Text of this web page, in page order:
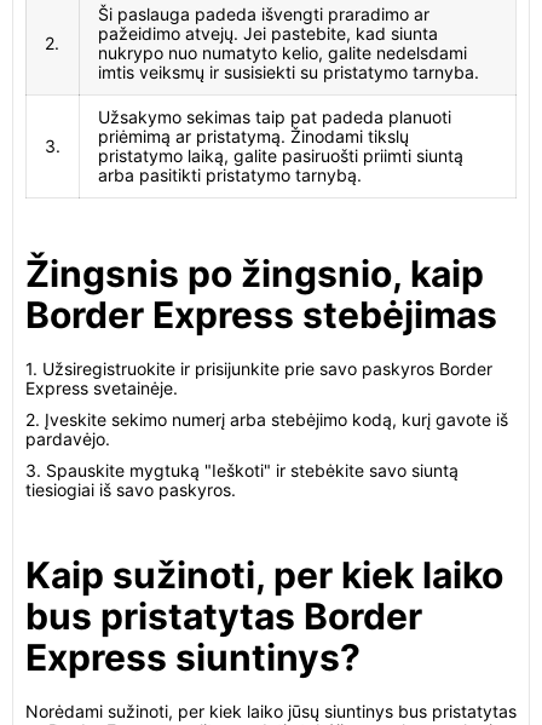
2.
Ši paslauga padeda išvengti praradimo ar
pažeidimo atvejų. Jei pastebite, kad siunta
nukrypo nuo numatyto kelio, galite nedelsdami
imtis veiksmų ir susisiekti su pristatymo tarnyba.
3.
Užsakymo sekimas taip pat padeda planuoti
priėmimą ar pristatymą. Žinodami tikslų
pristatymo laiką, galite pasiruošti priimti siuntą
arba pasitikti pristatymo tarnybą.
Žingsnis po žingsnio, kaip
Border Express stebėjimas
1. Užsiregistruokite ir prisijunkite prie savo paskyros Border
Express svetainėje.
2. Įveskite sekimo numerį arba stebėjimo kodą, kurį gavote iš
pardavėjo.
3. Spauskite mygtuką "Ieškoti" ir stebėkite savo siuntą
tiesiogiai iš savo paskyros.
Kaip sužinoti, per kiek laiko
bus pristatytas Border
Express siuntinys?
Norėdami sužinoti, per kiek laiko jūsų siuntinys bus pristatytas